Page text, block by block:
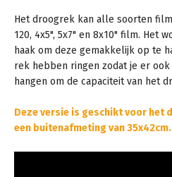
Het droogrek kan alle soorten
120, 4x5", 5x7" en 8x10" film. Het
haak om deze gemakkelijk op te
rek hebben ringen zodat je er
hangen om de capaciteit van het
Deze versie is geschikt voor het
een buitenafmeting van 35x42cm.